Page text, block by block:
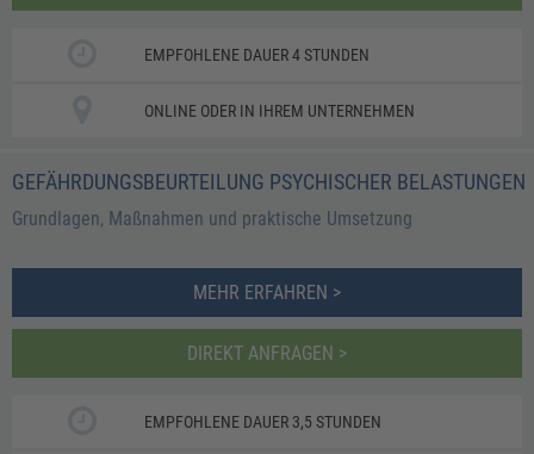
EMPFOHLENE DAUER 4 STUNDEN
ONLINE ODER IN IHREM UNTERNEHMEN
GEFÄHRDUNGSBEURTEILUNG PSYCHISCHER BELASTUNGEN
Grundlagen, Maßnahmen und praktische Umsetzung
MEHR ERFAHREN >
DIREKT ANFRAGEN >
EMPFOHLENE DAUER 3,5 STUNDEN